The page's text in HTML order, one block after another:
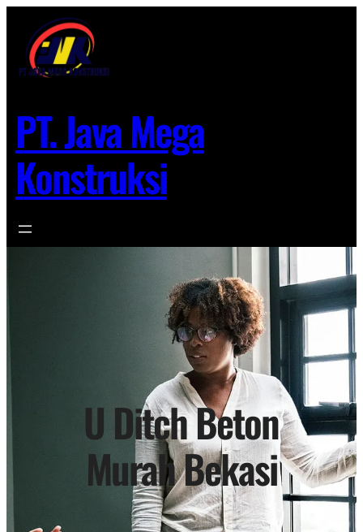
konten
PT. Java Mega
Konstruksi
U Ditch Beton
Murah Bekasi